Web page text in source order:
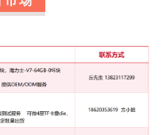
SM2263XT主控 /
/ 群联PS5013主控 / 群联
主控 /